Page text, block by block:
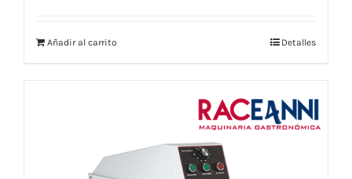
Añadir al carrito Detalles